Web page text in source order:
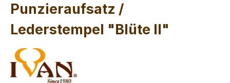
Punzieraufsatz /
Lederstempel "Blüte II"